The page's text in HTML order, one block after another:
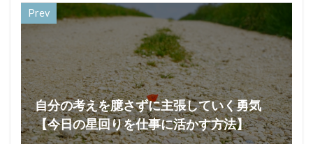
Prev
自分の考えを臆さずに主張していく勇気
【今日の星回りを仕事に活かす方法】